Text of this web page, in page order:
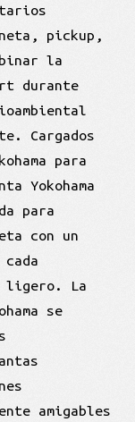
pickup,
la
durante
Cargados
para
Yokohama
para
con un
ligero. La
se
amigables